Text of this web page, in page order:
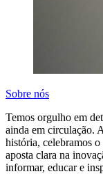
Sobre nós
Temos orgulho em
ainda em circulação.
história, celebramos
aposta clara na
informar, educar e